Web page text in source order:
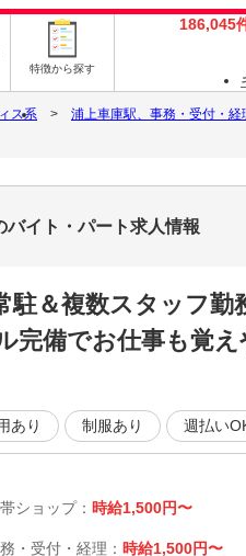
特徴から探す
186,045
ス系
浦上車庫駅、事務・受付・経
イト・パート求人情報
駐＆複数スタッフ
完備でお仕事も覚
あり 制服あり 週払い
ショップ： 時給1,500円〜
・受付・経理： 時給1,500円〜